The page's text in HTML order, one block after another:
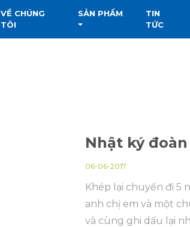
VỀ CHÚNG
TÔI
SẢN PHẨM
TIN
TỨC
Nhật ký
06-06-2017
Khép lại chuyến đi 5
anh chị em và một
và cùng ghi dấu lại